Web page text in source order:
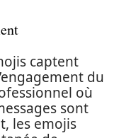
captent
du
où
sont
les emojis